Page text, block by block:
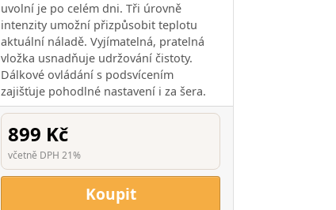
uvolní je po celém dni. Tři úrovně
intenzity umožní přizpůsobit teplotu
aktuální náladě. Vyjímatelná, pratelná
vložka usnadňuje udržování čistoty.
Dálkové ovládání s podsvícením
zajišťuje pohodlné nastavení i za šera.
899 Kč
včetně DPH 21%
Koupit